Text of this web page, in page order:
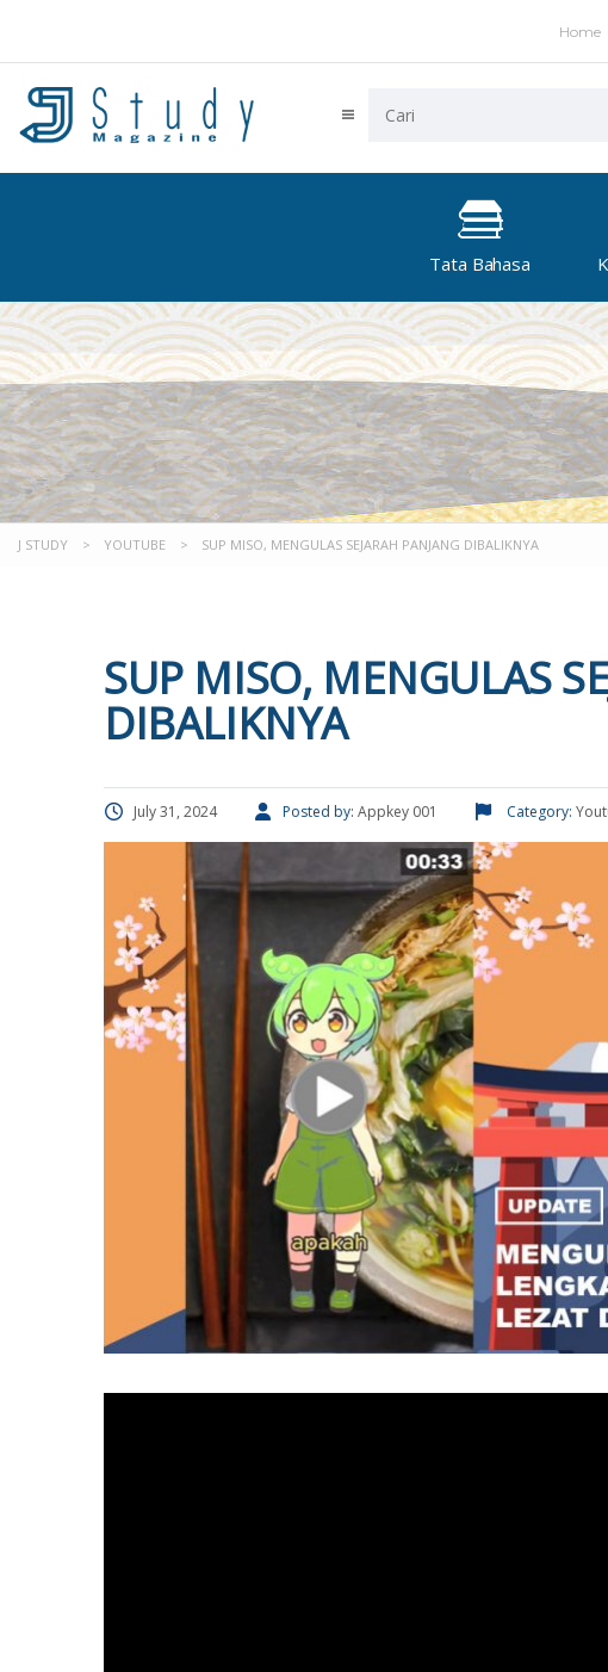
Home
Tata Bahasa
J STUDY > YOUTUBE > SUP MISO, MENGULAS SEJARAH PANJANG DIBALIKNYA
SUP MISO, MENGULAS
DIBALIKNYA
July 31, 2024 Posted by: Appkey 001 Category: